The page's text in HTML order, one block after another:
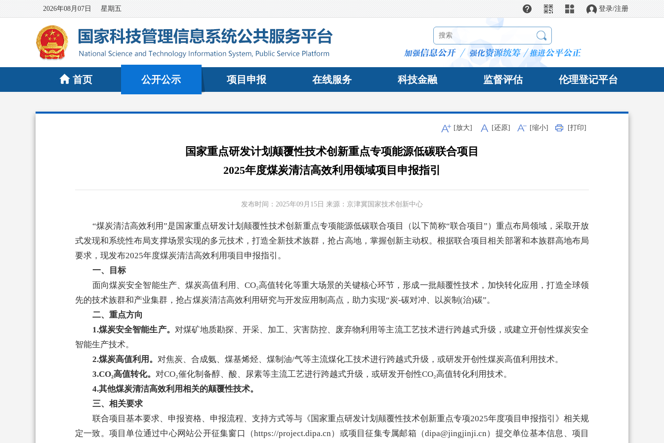
2026年08月07日 星期五 在线帮助 全站导航登录/注册
首页 公开公示 项目申报 在线服务 科技金融 监督评估 伦理登记平台
[放大] [还原] [缩小] [打印]
国家重点研发计划颠覆性技术创新重点专项能源低碳联合项目
2025年度煤炭清洁高效利用领域项目申报指引
发布时间： 2025年09月15日 来源： 京津冀国家技术创新中心
“煤炭清洁高效利用”是国家重点研发计划颠覆性技术创新重点专项能源低碳联合项目（以下简称“联合项目”）重点布局领域，采取开放
式发现和系统性布局支撑场景实现的多元技术，打造全新技术族群，抢占高地，掌握创新主动权。根据联合项目相关部署和本族群高地布局
要求，现发布2025年度煤炭清洁高效利用项目申报指引。
一、目标
面向煤炭安全智能生产、煤炭高值利用、CO₂高值转化等重大场景的关键核心环节，形成一批颠覆性技术，加快转化应用，打造全球领
先的技术族群和产业集群，抢占煤炭清洁高效利用研究与开发应用制高点，助力实现“炭-碳对冲、以炭制(治)碳”。
二、重点方向
1.煤炭安全智能生产。 对煤矿地质勘探、开采、加工、灾害防控、废弃物利用等主流工艺技术进行跨越式升级，或建立开创性煤炭安全
智能生产技术。
2.煤炭高值利用。 对焦炭、合成氨、煤基烯烃、煤制油/气等主流煤化工技术进行跨越式升级，或研发开创性煤炭高值利用技术。
3.CO₂高值转化。 对CO₂催化制备醇、酸、尿素等主流工艺进行跨越式升级，或研发开创性CO₂高值转化利用技术。
4.其他煤炭清洁高效利用相关的颠覆性技术。
三、相关要求
联合项目基本要求、申报资格、申报流程、支持方式等与《国家重点研发计划颠覆性技术创新重点专项2025年度项目申报指引》相关规
定一致。项目单位通过中心网站公开征集窗口（https://project.dipa.cn）或项目征集专属邮箱（dipa@jingjinji.cn）提交单位基本信息、项目